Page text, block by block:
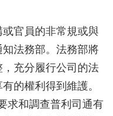
官員的非常規或與
法務部。法務部將
充分履行公司的法
的權利得到維護。
求和調查普利司通有